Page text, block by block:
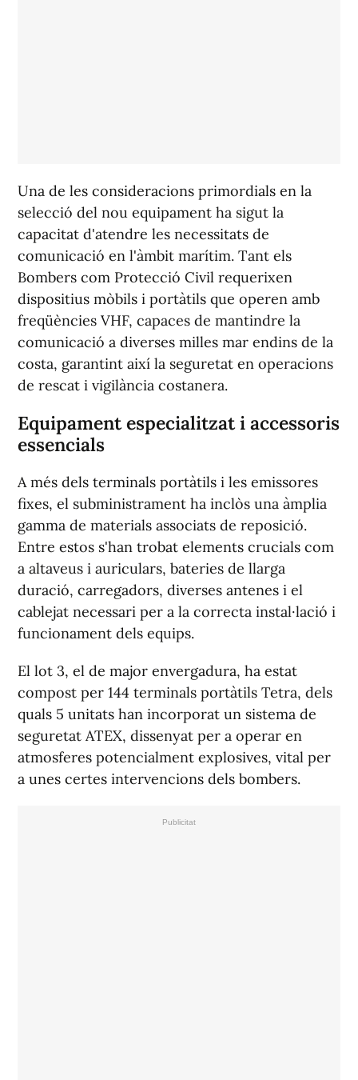
Una de les consideracions primordials en la
selecció del nou equipament ha sigut la
capacitat d'atendre les necessitats de
comunicació en l'àmbit marítim. Tant els
Bombers com Protecció Civil requerixen
dispositius mòbils i portàtils que operen amb
freqüències VHF, capaces de mantindre la
comunicació a diverses milles mar endins de la
costa, garantint així la seguretat en operacions
de rescat i vigilància costanera.
Equipament especialitzat i accessoris
essencials
A més dels terminals portàtils i les emissores
fixes, el subministrament ha inclòs una àmplia
gamma de materials associats de reposició.
Entre estos s'han trobat elements crucials com
a altaveus i auriculars, bateries de llarga
duració, carregadors, diverses antenes i el
cablejat necessari per a la correcta instal·lació i
funcionament dels equips.
El lot 3, el de major envergadura, ha estat
compost per 144 terminals portàtils Tetra, dels
quals 5 unitats han incorporat un sistema de
seguretat ATEX, dissenyat per a operar en
atmosferes potencialment explosives, vital per
a unes certes intervencions dels bombers.